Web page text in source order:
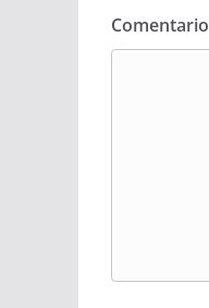
Comentario